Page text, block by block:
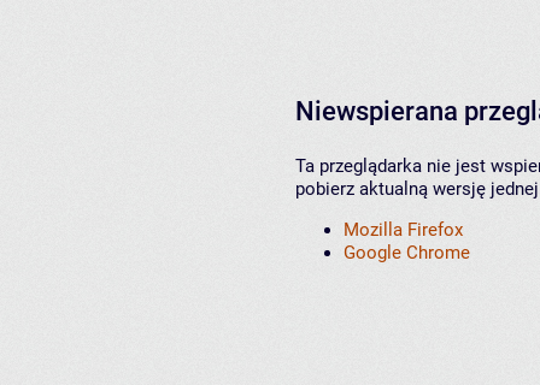
Niewspierana
Ta przeglądarka nie jest
pobierz aktualną wersję
Mozilla Firefox
Google Chrome